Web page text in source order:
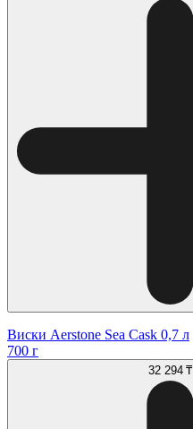
Виски Aerstone Sea Cask 0,7 л
700 г
32 294 ₸